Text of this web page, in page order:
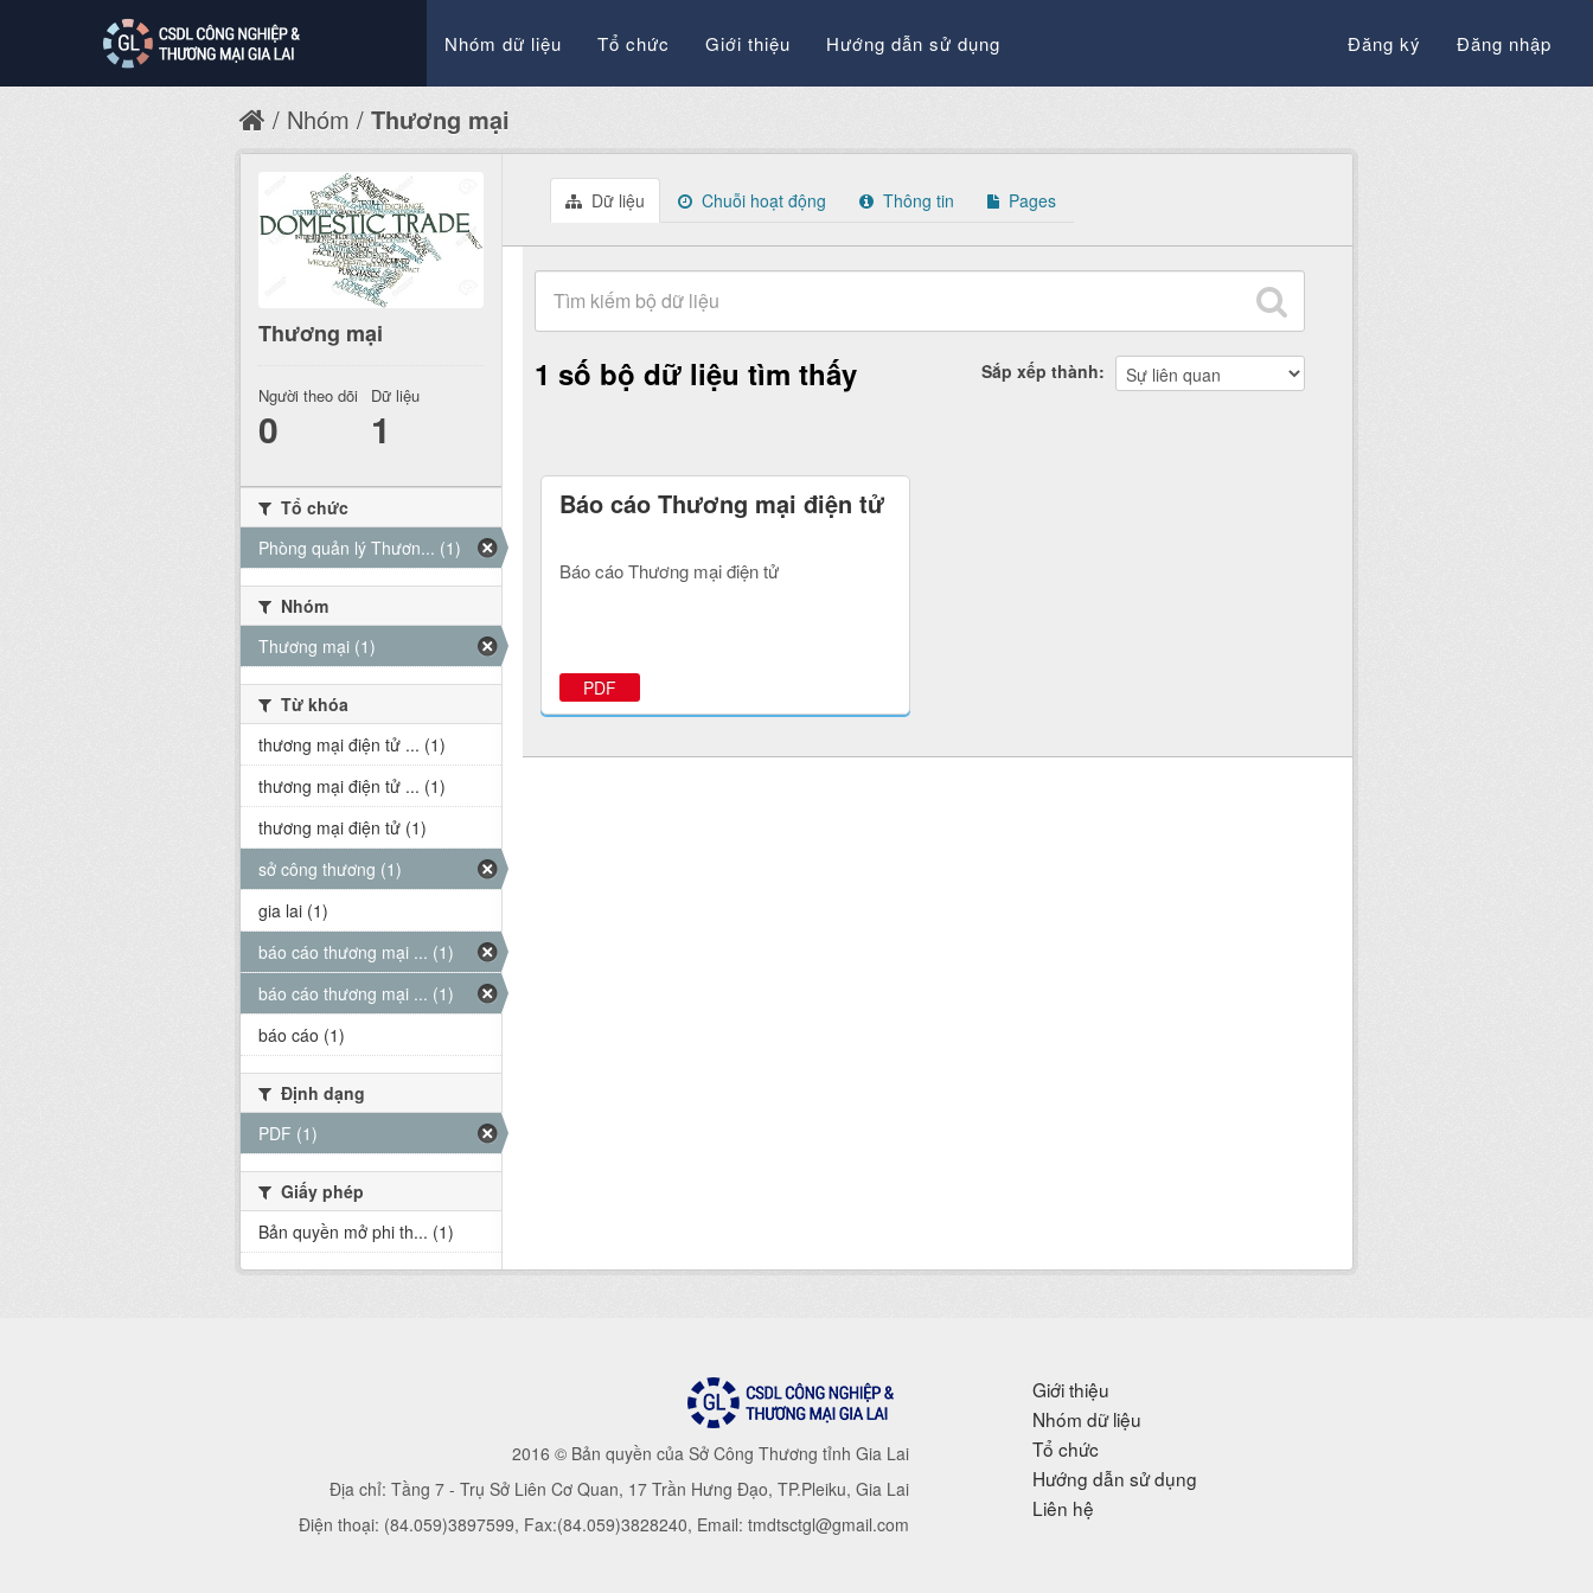
Nhóm dữ liệu Tổ chức Giới thiệu Hướng dẫn sử dụng Đăng ký Đăng nhập
Nhóm Thương mại
Dữ liệu Chuỗi hoạt động Thông tin Pages
Sắp xếp thành
1 số bộ dữ liệu tìm thấy
Báo cáo Thương mại điện tử
Báo cáo Thương mại điện tử
PDF
Thương mại
Người theo dõi
0
Dữ liệu
1
Tổ chức
Phòng quản lý Thươn... (1)
Nhóm
Thương mại (1)
Từ khóa
thương mại điện tử ... (1)
thương mại điện tử ... (1)
thương mại điện tử (1)
sở công thương (1)
gia lai (1)
báo cáo thương mại ... (1)
báo cáo thương mại ... (1)
báo cáo (1)
Định dạng
PDF (1)
Giấy phép
Bản quyền mở phi th... (1)
2016 © Bản quyền của Sở Công Thương tỉnh Gia Lai
Địa chỉ: Tầng 7 - Trụ Sở Liên Cơ Quan, 17 Trần Hưng Đạo, TP.Pleiku, Gia Lai
Điện thoại: (84.059)3897599, Fax:(84.059)3828240, Email: tmdtsctgl@gmail.com
Giới thiệu
Nhóm dữ liệu
Tổ chức
Hướng dẫn sử dụng
Liên hệ